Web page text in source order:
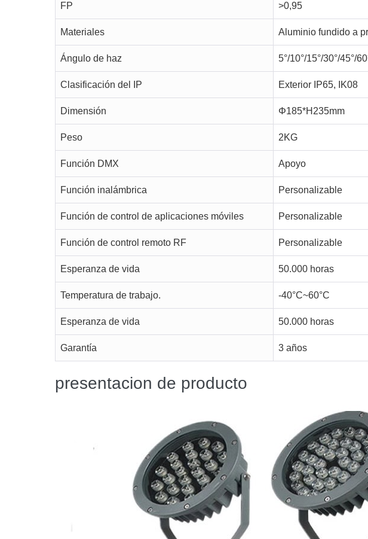
FP >0,95
Materiales Aluminio fundido a
Ángulo de haz 5°/10°/15°/30°/45°/
Clasificación del IP Exterior IP65, IK08
Dimensión Φ185*H235mm
Peso 2KG
Función DMX Apoyo
Función inalámbrica Personalizable
Función de control de aplicaciones móviles Personalizable
Función de control remoto RF Personalizable
Esperanza de vida 50.000 horas
Temperatura de trabajo. -40°C~60°C
Esperanza de vida 50.000 horas
Garantía 3 años
presentacion de producto